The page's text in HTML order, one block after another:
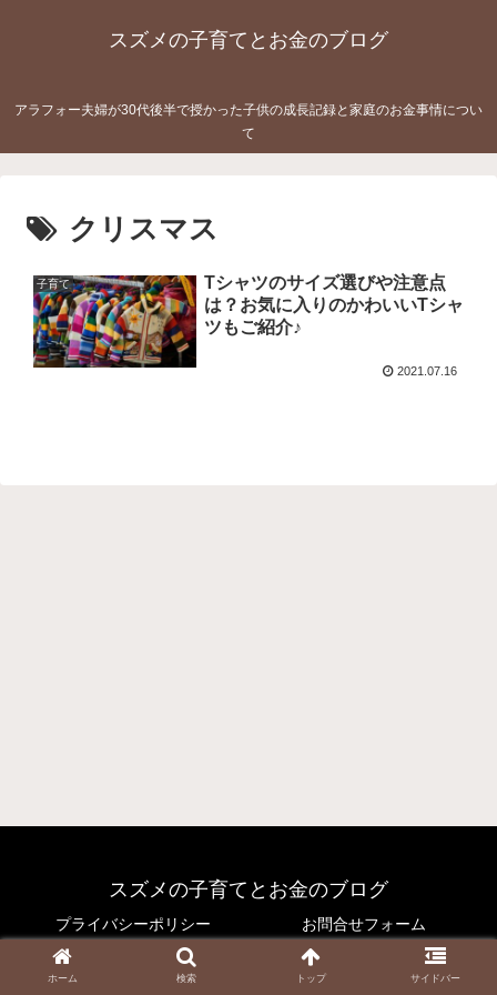
スズメの子育てとお金のブログ
アラフォー夫婦が30代後半で授かった子供の成長記録と家庭のお金事情につい
て
クリスマス
子育て
Tシャツのサイズ選びや注意点
は？お気に入りのかわいいTシャ
ツもご紹介♪
2021.07.16
スズメの子育てとお金のブログ
プライバシーポリシー お問合せフォーム
© 2021 スズメの子育てとお金のブログ.
ホーム 検索 トップ サイドバー